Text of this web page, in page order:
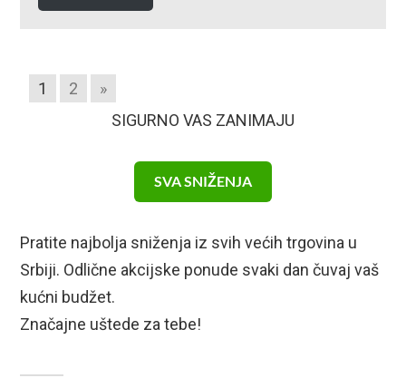
1 2
»
SIGURNO VAS ZANIMAJU
SVA SNIŽENJA
Pratite najbolja sniženja iz svih većih trgovina u
Srbiji. Odlične akcijske ponude svaki dan čuvaj vaš
kućni budžet.
Značajne uštede za tebe!